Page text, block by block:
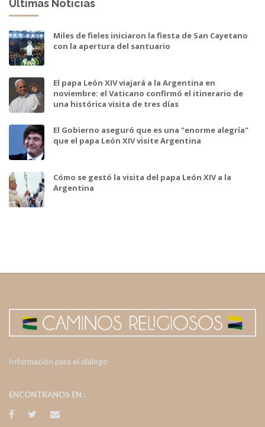
Ultimas Noticias
Miles de fieles iniciaron la fiesta de San Cayetano
con la apertura del santuario
El papa León XIV viajará a la Argentina en
noviembre: el Vaticano confirmó el itinerario de
una histórica visita de tres días
El Gobierno aseguró que es una "enorme alegría"
que el papa León XIV visite Argentina
Cómo se gestó la visita del papa León XIV a la
Argentina
Información para el diálogo
ENCONTRANOS EN :